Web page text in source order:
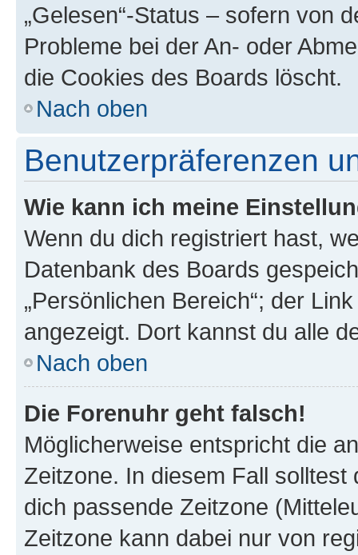
„Gelesen“-Status – sofern von
Probleme bei der An- oder
die Cookies des Boards löscht.
Nach oben
Benutzerpräferenzen
Wie kann ich meine
Wenn du dich registriert hast,
Datenbank des Boards
„Persönlichen Bereich“; der
angezeigt. Dort kannst du alle
Nach oben
Die Forenuhr geht falsch!
Möglicherweise entspricht die
Zeitzone. In diesem Fall solltest
dich passende Zeitzone
Zeitzone kann dabei nur von